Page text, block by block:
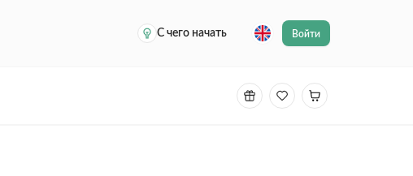
С чего начать
Войти